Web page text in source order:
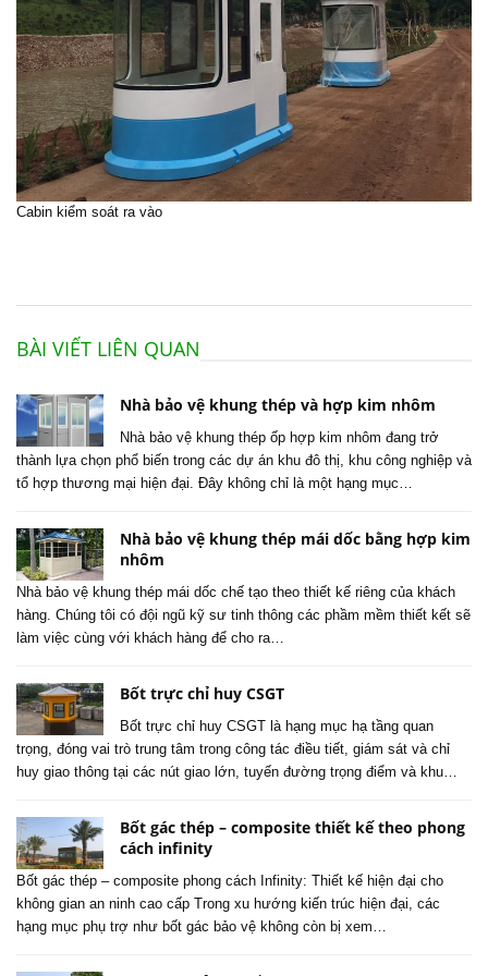
Cabin kiểm soát ra vào
BÀI VIẾT LIÊN QUAN
Nhà bảo vệ khung thép và hợp kim nhôm
Nhà bảo vệ khung thép ốp hợp kim nhôm đang trở
thành lựa chọn phổ biến trong các dự án khu đô thị, khu công nghiệp và
tổ hợp thương mại hiện đại. Đây không chỉ là một hạng mục…
Nhà bảo vệ khung thép mái dốc bằng hợp kim
nhôm
Nhà bảo vệ khung thép mái dốc chế tạo theo thiết kế riêng của khách
hàng. Chúng tôi có đội ngũ kỹ sư tinh thông các phầm mềm thiết kết sẽ
làm việc cùng với khách hàng để cho ra…
Bốt trực chỉ huy CSGT
Bốt trực chỉ huy CSGT là hạng mục hạ tầng quan
trọng, đóng vai trò trung tâm trong công tác điều tiết, giám sát và chỉ
huy giao thông tại các nút giao lớn, tuyến đường trọng điểm và khu…
Bốt gác thép – composite thiết kế theo phong
cách infinity
Bốt gác thép – composite phong cách Infinity: Thiết kế hiện đại cho
không gian an ninh cao cấp Trong xu hướng kiến trúc hiện đại, các
hạng mục phụ trợ như bốt gác bảo vệ không còn bị xem…